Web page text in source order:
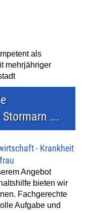
als
mehrjähriger
...
- Krankheit
Angebot
bieten wir
Fachgerechte
Aufgabe und